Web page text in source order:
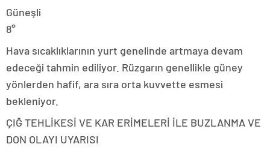
Güneşli
8°
Hava sıcaklıklarının yurt genelinde artmaya devam
edeceği tahmin ediliyor. Rüzgarın genellikle güney
yönlerden hafif, ara sıra orta kuvvette esmesi
bekleniyor.
ÇIĞ TEHLİKESİ VE KAR ERİMELERİ İLE BUZLANMA VE
DON OLAYI UYARISI